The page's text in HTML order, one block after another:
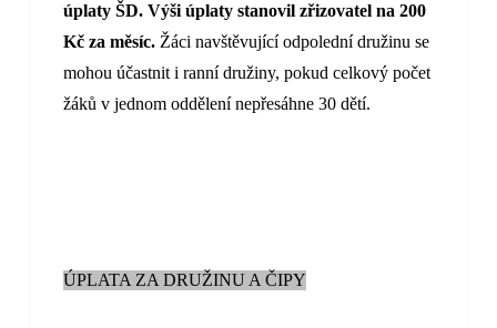
úplaty ŠD. Výši úplaty stanovil zřizovatel na 200
Kč za měsíc. Žáci navštěvující odpolední družinu se
mohou účastnit i ranní družiny, pokud celkový počet
žáků v jednom oddělení nepřesáhne 30 dětí.
ÚPLATA ZA DRUŽINU A ČIPY